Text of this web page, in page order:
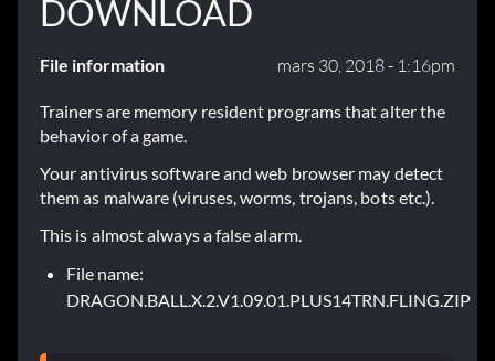
DOWNLOAD
File information mars 30, 2018 - 1:16pm
Trainers are memory resident programs that alter the
behavior of a game.
Your antivirus software and web browser may detect
them as malware (viruses, worms, trojans, bots etc.).
This is almost always a false alarm.
File name:
DRAGON.BALL.X.2.V1.09.01.PLUS14TRN.FLING.ZIP